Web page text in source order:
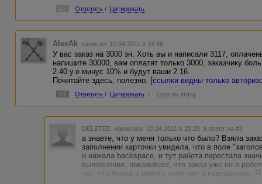
#2 Ответить / Цитировать
AlexAk написал 10.04.2011 в 18:46
У вас заказ на 3000 зн. Хоть вы и написали 3117,
напишите 30000, вам оплатят только 3000, заказчику
2.40 у.е минус 10% и будут ваши 2.16.
Почитайте здесь, полезно. [ссылки видны только
#3 Ответить / Цитировать / Скрыть ветку
DELETED написала 10.04.2011 в 20:29 в ответ на #3
а знаете, что у меня только что было? Взяла
заполнении карточки увидела, что в поле
и нажала backspace, и тут работа перестала
выполнения, показывает, что заказ уже не в
нет, что брала в работу тоже нет в извещениях.